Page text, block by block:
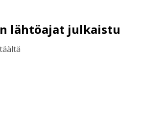
lähtöajat julkaistu